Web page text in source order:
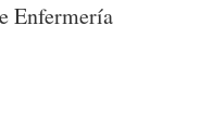
Enfermería